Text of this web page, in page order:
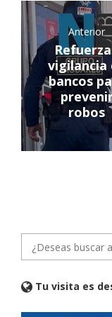
Anterior
vigilancia
bancos
robos
Tu visita es